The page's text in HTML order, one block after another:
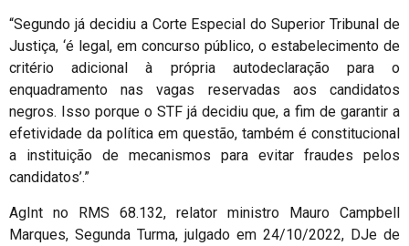
“Segundo já decidiu a Corte Especial do Superior Tribunal de
Justiça, ‘é legal, em concurso público, o estabelecimento de
critério adicional à própria autodeclaração para o
enquadramento nas vagas reservadas aos candidatos
negros. Isso porque o STF já decidiu que, a fim de garantir a
efetividade da política em questão, também é constitucional
a instituição de mecanismos para evitar fraudes pelos
candidatos’.”
AgInt no RMS 68.132, relator ministro Mauro Campbell
Marques, Segunda Turma, julgado em 24/10/2022, DJe de